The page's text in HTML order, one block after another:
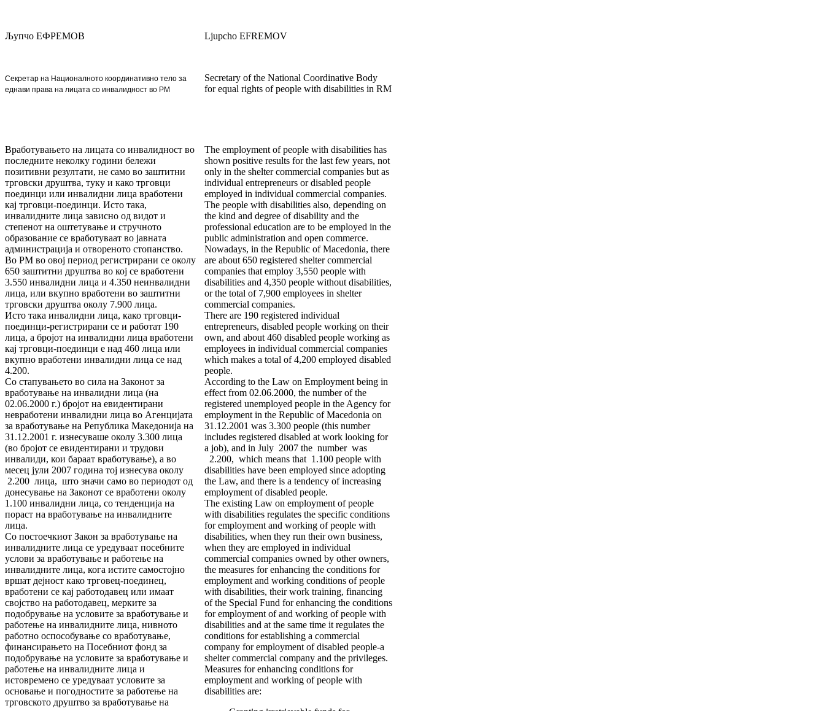
Љупчо ЕФРЕМОВ
Секретар на Националното координативно тело за
еднави права на лицата со инвалидност во РМ
Ljupcho EFREMOV
Secretary of the National Coordinative Body
for equal rights of people with disabilities in RM
Вработувањето на лицата со инвалидност во
последните неколку години бележи
позитивни резултати, не само во заштитни
трговски друштва, туку и како трговци
поединци или инвалидни лица вработени
кај трговци-поединци. Исто така,
инвалидните лица зависно од видот и
степенот на оштетување и стручното
образование се вработуваат во јавната
администрација и отвореното стопанство.
Во РМ во овој период регистрирани се околу
650 заштитни друштва во кој се вработени
3.550 инвалидни лица и 4.350 неинвалидни
лица, или вкупно вработени во заштитни
трговски друштва околу 7.900 лица.
Исто така инвалидни лица, како трговци-
поединци-регистрирани се и работат 190
лица, а бројот на инвалидни лица вработени
кај трговци-поединци е над 460 лица или
вкупно вработени инвалидни лица се над
4.200.
Со стапувањето во сила на Законот за
вработување на инвалидни лица (на
02.06.2000 г.) бројот на евидентирани
невработени инвалидни лица во Агенцијата
за вработување на Република Македонија на
31.12.2001 г. изнесуваше околу 3.300 лица
(во бројот се евидентирани и трудови
инвалиди, кои бараат вработување), а во
месец јули 2007 година тој изнесува околу
2.200 лица, што значи само во периодот од
донесување на Законот се вработени околу
1.100 инвалидни лица, со тенденција на
пораст на вработување на инвалидните
лица.
Со постоечкиот Закон за вработување на
инвалидните лица се уредуваат посебните
услови за вработување и работење на
инвалидните лица, кога истите самостојно
вршат дејност како трговец-поединец,
вработени се кај работодавец или имаат
својство на работодавец, мерките за
подобрување на условите за вработување и
работење на инвалидните лица, нивното
работно оспособување со вработување,
финансирањето на Посебниот фонд за
подобрување на условите за вработување и
работење на инвалидните лица и
истовремено се уредуваат условите за
основање и погодностите за работење на
трговското друштво за вработување на
The employment of people with disabilities has
shown positive results for the last few years, not
only in the shelter commercial companies but as
individual entrepreneurs or disabled people
employed in individual commercial companies.
The people with disabilities also, depending on
the kind and degree of disability and the
professional education are to be employed in the
public administration and open commerce.
Nowadays, in the Republic of Macedonia, there
are about 650 registered shelter commercial
companies that employ 3,550 people with
disabilities and 4,350 people without disabilities,
or the total of 7,900 employees in shelter
commercial companies.
There are 190 registered individual
entrepreneurs, disabled people working on their
own, and about 460 disabled people working as
employees in individual commercial companies
which makes a total of 4,200 employed disabled
people.
According to the Law on Employment being in
effect from 02.06.2000, the number of the
registered unemployed people in the Agency for
employment in the Republic of Macedonia on
31.12.2001 was 3.300 people (this number
includes registered disabled at work looking for
a job), and in July 2007 the number was
2.200, which means that 1.100 people with
disabilities have been employed since adopting
the Law, and there is a tendency of increasing
employment of disabled people.
The existing Law on employment of people
with disabilities regulates the specific conditions
for employment and working of people with
disabilities, when they run their own business,
when they are employed in individual
commercial companies owned by other owners,
the measures for enhancing the conditions for
employment and working conditions of people
with disabilities, their work training, financing
of the Special Fund for enhancing the conditions
for employment of and working of people with
disabilities and at the same time it regulates the
conditions for establishing a commercial
company for employment of disabled people-a
shelter commercial company and the privileges.
Measures for enhancing conditions for
employment and working of people with
disabilities are: